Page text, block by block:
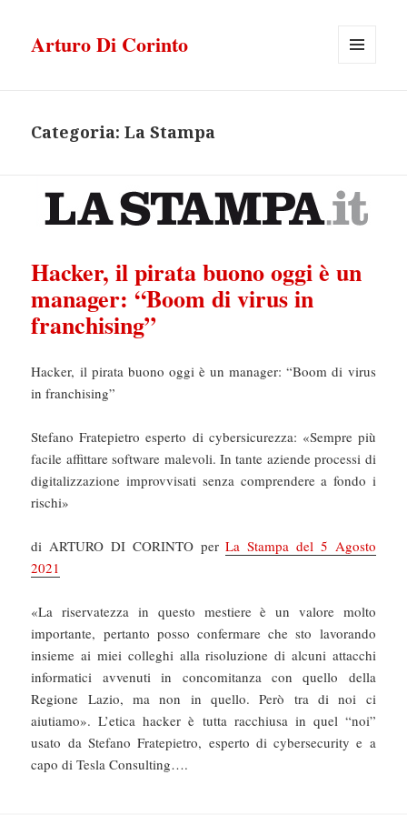
Arturo Di Corinto
Categoria:La Stampa
Hacker, il pirata buono oggi è un
manager: “Boom di virus in
franchising”
Hacker, il pirata buono oggi è un manager: “Boom di virus
in franchising”
Stefano Fratepietro esperto di cybersicurezza: «Sempre più
facile affittare software malevoli. In tante aziende processi di
digitalizzazione improvvisati senza comprendere a fondo i
rischi»
di ARTURO DI CORINTO perLa Stampa del 5 Agosto
2021
«La riservatezza in questo mestiere è un valore molto
importante, pertanto posso confermare che sto lavorando
insieme ai miei colleghi alla risoluzione di alcuni attacchi
informatici avvenuti in concomitanza con quello della
Regione Lazio, ma non in quello. Però tra di noi ci
aiutiamo». L’etica hacker è tutta racchiusa in quel “noi”
usato da Stefano Fratepietro, esperto di cybersecurity e a
capo di Tesla Consulting….